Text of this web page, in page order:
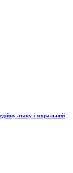
атаку і моральний